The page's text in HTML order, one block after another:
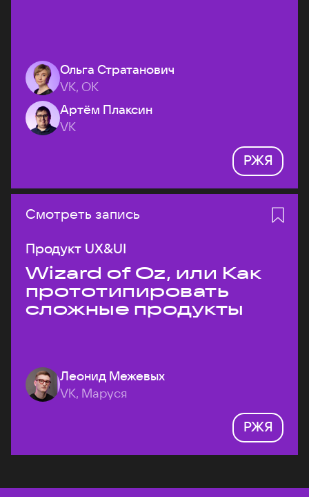
Ольга Стратанович
VK, ОК
Артём Плаксин
VK
РЖЯ
Смотреть запись
Продукт UX&UI
Wizard of Oz, или Как
прототипировать
сложные продукты
Леонид Межевых
VK, Маруся
РЖЯ